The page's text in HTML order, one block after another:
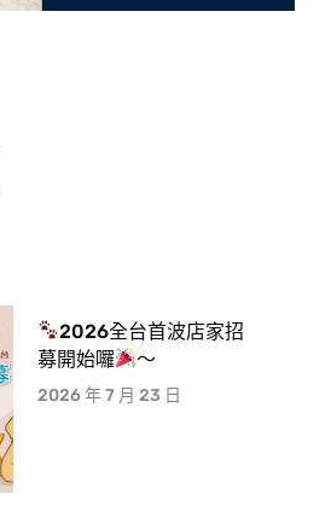
2026全台首波店家招
募開始囉
～
2026 年 7 月 23 日